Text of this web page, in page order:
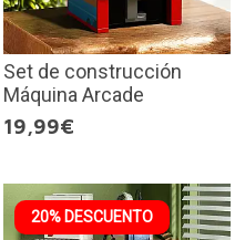
Set de construcción
Máquina Arcade
19,99€
20% DESCUENTO